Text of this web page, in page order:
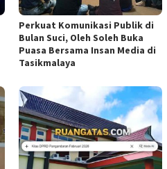
Perkuat Komunikasi Publik di
Bulan Suci, Oleh Soleh Buka
Puasa Bersama Insan Media di
Tasikmalaya